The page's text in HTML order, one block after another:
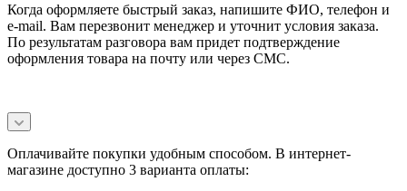
Когда оформляете быстрый заказ, напишите ФИО, телефон и
e-mail. Вам перезвонит менеджер и уточнит условия заказа.
По результатам разговора вам придет подтверждение
оформления товара на почту или через СМС.
Оплачивайте покупки удобным способом. В интернет-
магазине доступно 3 варианта оплаты: